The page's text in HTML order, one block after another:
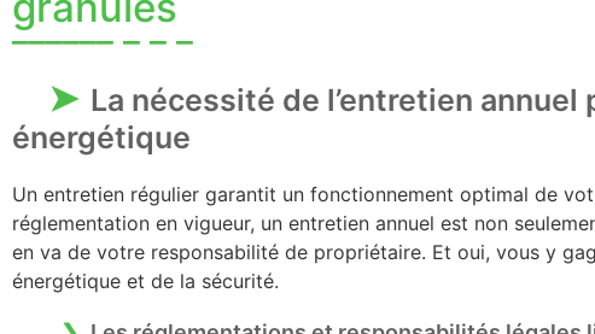
La nécessité de l’entretien annuel
énergétique
Un entretien régulier garantit un fonctionnement optimal de
réglementation en vigueur, un entretien annuel est non
en va de votre responsabilité de propriétaire. Et oui, vous y
énergétique et de la sécurité.